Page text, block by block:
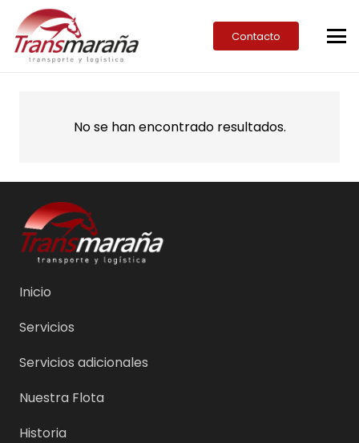
Contacto
No se han encontrado resultados.
Inicio
Servicios
Servicios adicionales
Nuestra Flota
Historia